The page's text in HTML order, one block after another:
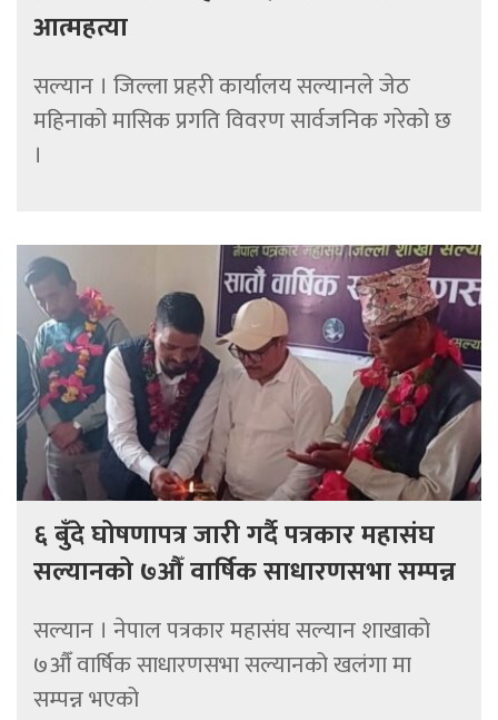
आत्महत्या
सल्यान । जिल्ला प्रहरी कार्यालय सल्यानले जेठ
महिनाको मासिक प्रगति विवरण सार्वजनिक गरेको छ
।
६ बुँदे घोषणापत्र जारी गर्दै पत्रकार महासंघ
सल्यानको ७औँ वार्षिक साधारणसभा सम्पन्न
सल्यान । नेपाल पत्रकार महासंघ सल्यान शाखाको
७औँ वार्षिक साधारणसभा सल्यानको खलंगा मा
सम्पन्न भएको